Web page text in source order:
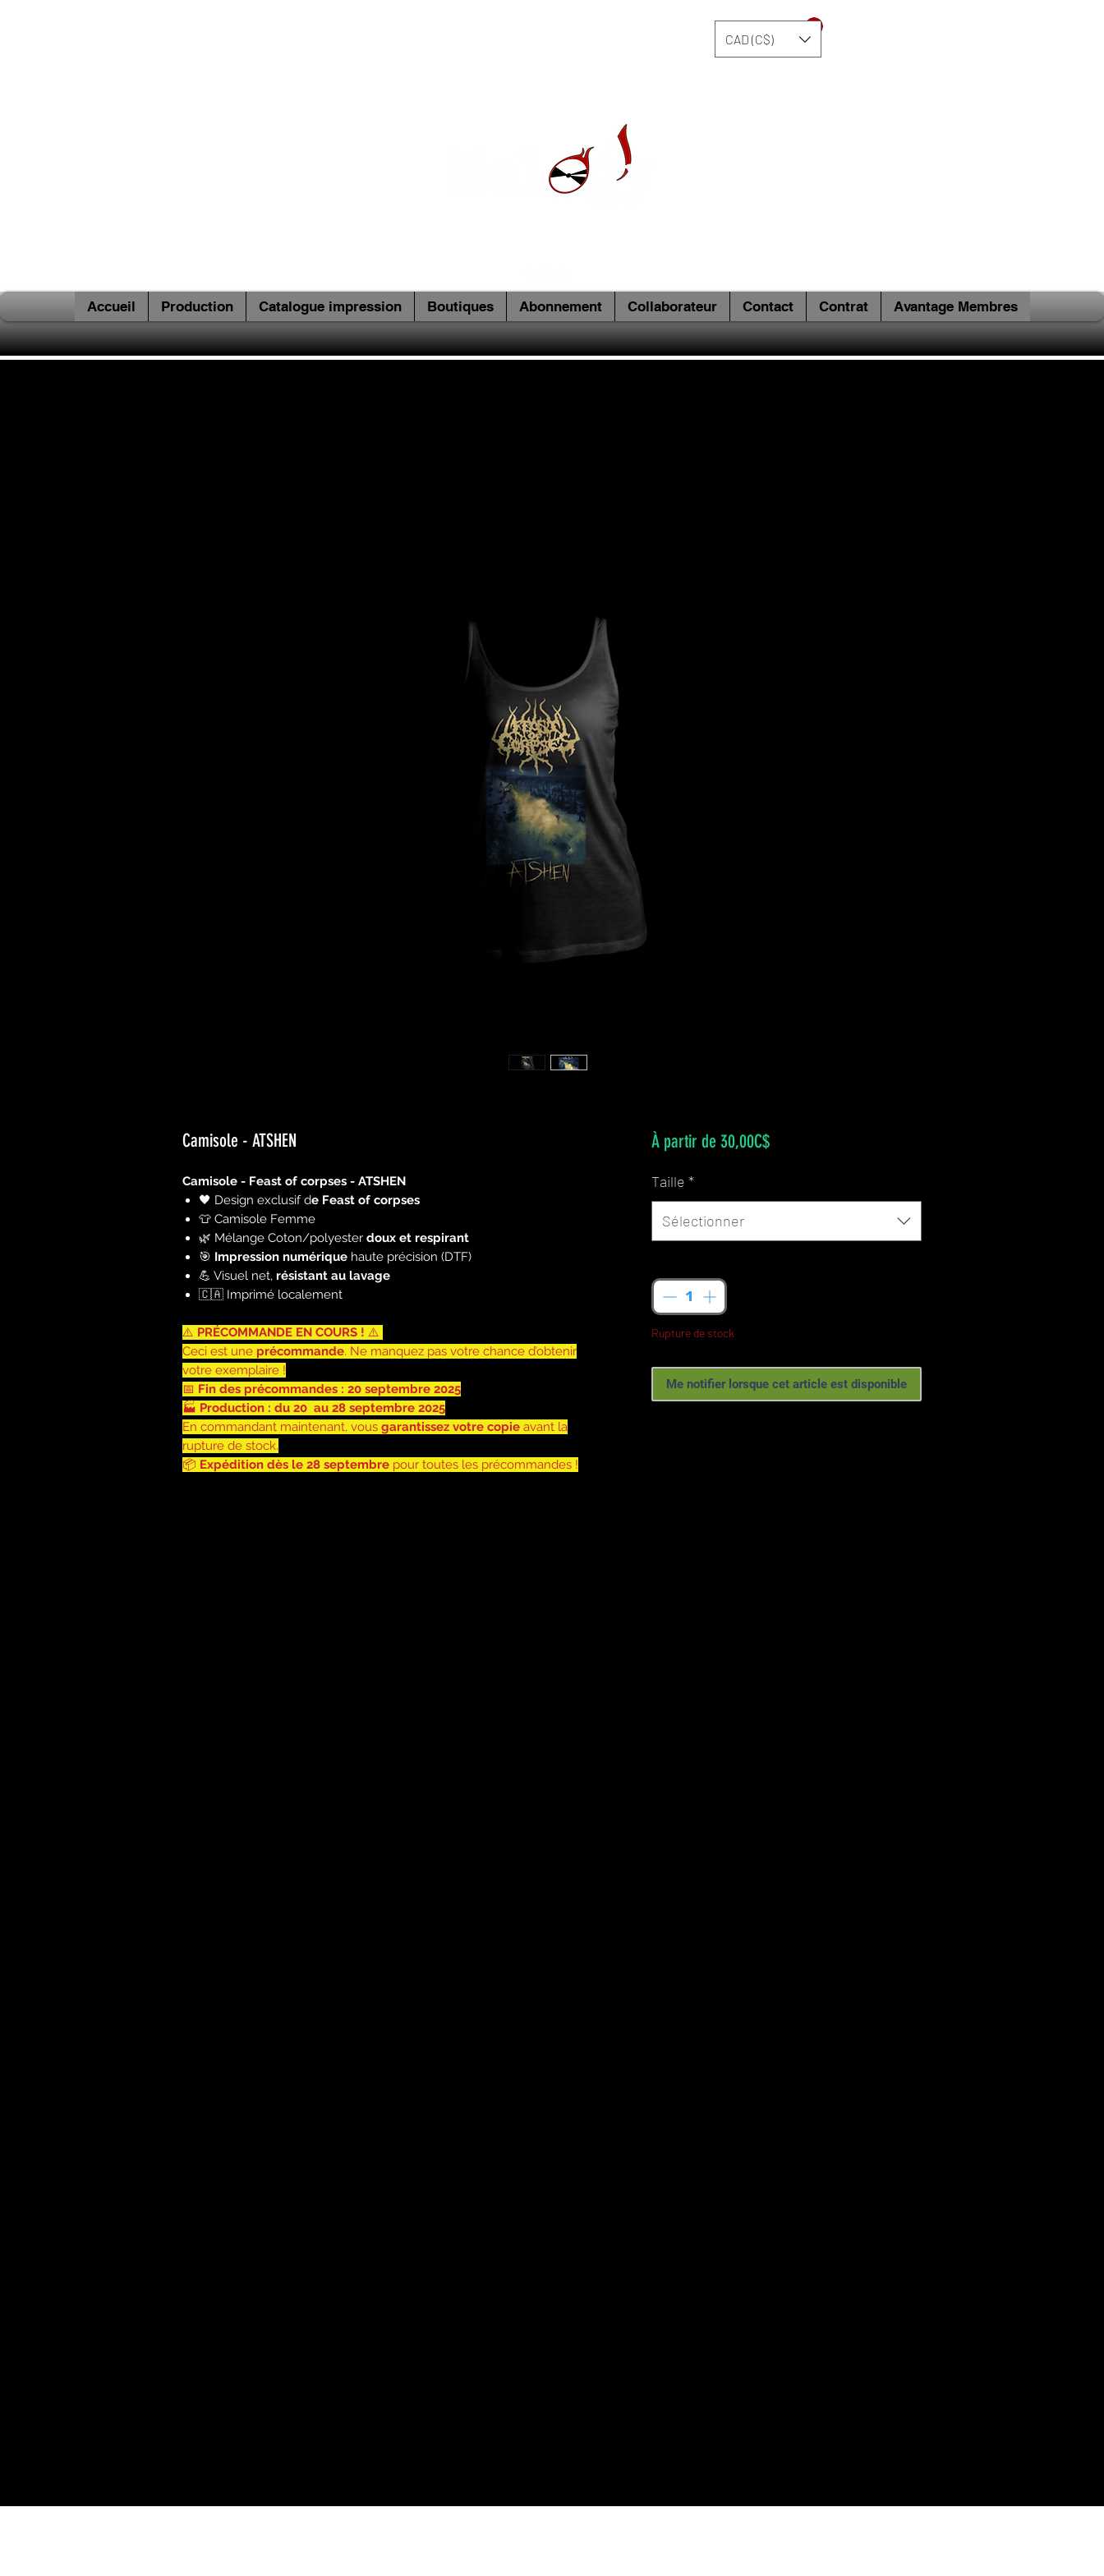
CAD (C$)
Accueil Production Catalogue impression Boutiques Abonnement Collaborateur Contact Contrat Avantage Membres
Camisole - ATSHEN
Camisole - Feast of corpses - ATSHEN
🖤 Design exclusif de Feast of corpses
👕 Camisole Femme
🌿 Mélange Coton/polyester doux et respirant
🎯 Impression numérique haute précision (DTF)
💪 Visuel net, résistant au lavage
🇨🇦 Imprimé localement
⚠️ PRÉCOMMANDE EN COURS ! ⚠️
Ceci est une précommande. Ne manquez pas votre chance d’obtenir
votre exemplaire !
📅 Fin des précommandes : 20 septembre 2025
🏭 Production : du 20 au 28 septembre 2025
En commandant maintenant, vous garantissez votre copie avant la
rupture de stock.
📦 Expédition dès le 28 septembre pour toutes les précommandes !
À partir de 30,00C$Prix
Taille *
Sélectionner
Rupture de stock
Me notifier lorsque cet article est disponible